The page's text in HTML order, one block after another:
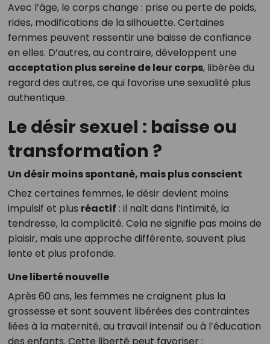
Avec l’âge, le corps change : prise ou perte de poids,
rides, modifications de la silhouette. Certaines
femmes peuvent ressentir une baisse de confiance
en elles. D’autres, au contraire, développent une
acceptation plus sereine de leur corps, libérée du
regard des autres, ce qui favorise une sexualité plus
authentique.
Le désir sexuel : baisse ou
transformation ?
Un désir moins spontané, mais plus conscient
Chez certaines femmes, le désir devient moins
impulsif et plus réactif : il naît dans l’intimité, la
tendresse, la complicité. Cela ne signifie pas moins de
plaisir, mais une approche différente, souvent plus
lente et plus profonde.
Une liberté nouvelle
Après 60 ans, les femmes ne craignent plus la
grossesse et sont souvent libérées des contraintes
liées à la maternité, au travail intensif ou à l’éducation